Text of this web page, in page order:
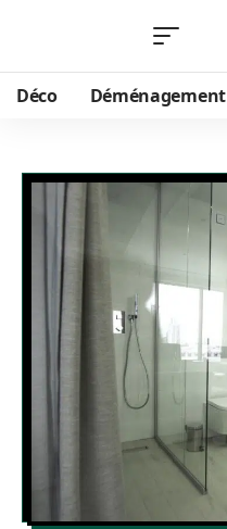
Déco Déménagement